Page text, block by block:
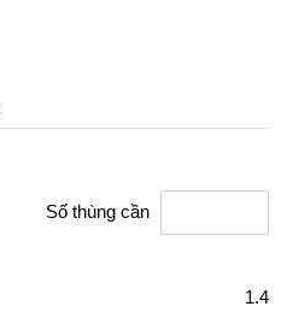
Số thùng cần
1.4